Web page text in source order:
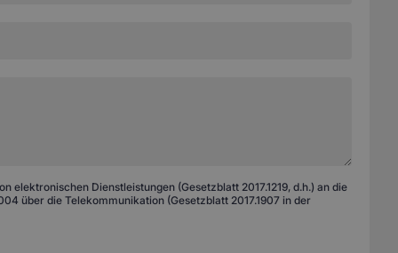
Dienstleistungen (Gesetzblatt 2017.1219, d.h.) an die
über die Telekommunikation (Gesetzblatt 2017.1907 in der